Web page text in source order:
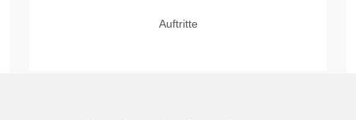
Auftritte